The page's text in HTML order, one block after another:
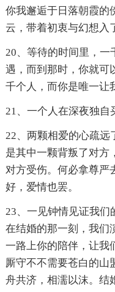
你我邂逅于日落朝霞的
云，带着初衷与幻想入
20、等待的时间里，一
遇，而到那时，你就可
千个人，而你是唯一让
21、一个人在深夜独自
22、两颗相爱的心疏远
是其中一颗背叛了对方
对方受伤。何必拿尊严
好，爱情也罢。
23、一见钟情见证我们
在结婚的那一刻，我们
一路上你的陪伴，让我
厮守不不需要苍白的山
舟共济，相濡以沫。结